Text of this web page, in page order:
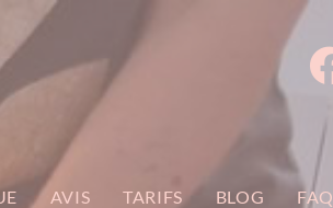
AVIS TARIFS BLOG FAQ